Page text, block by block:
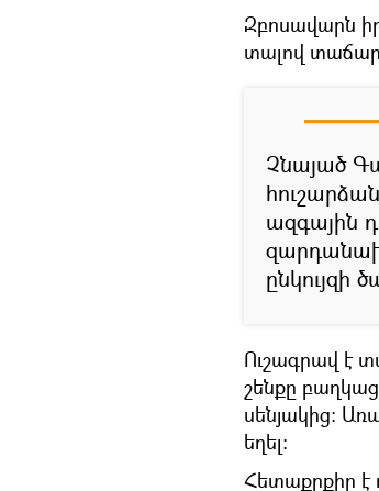
Զբոսավարն
տալով
Չնայած
ազգային
ընկույզի
Ուշագրավ է
շենքը
սենյակից:
եղել:
Հետաքրքիր